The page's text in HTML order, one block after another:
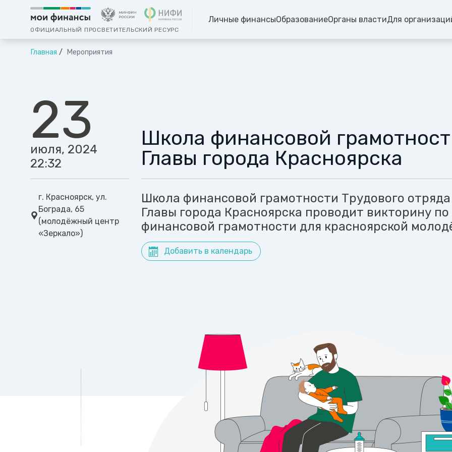
ОФИЦИАЛЬНЫЙ ПРОСВЕТИТЕЛЬСКИЙ РЕСУРС
Личные финансыОбразованиеОрганы властиДля
Главная Мероприятия
23
июля, 2024
22:32
г. Красноярск, ул.
Бограда, 65
(молодёжный центр
«Зеркало»)
Школа финансовой
Главы города Красноярска
Школа финансовой грамотности Трудового отряда
Главы города Красноярска проводит викторину по
финансовой грамотности для красноярской
Добавить в календарь